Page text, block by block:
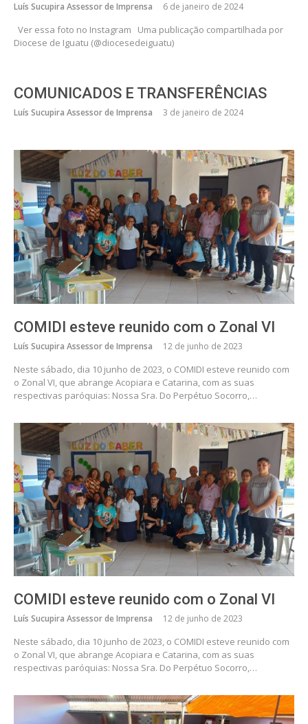
Luís Sucupira Assessor de Imprensa 6 de janeiro de 2024
Ver essa foto no Instagram Uma publicação compartilhada por
Diocese de Iguatu (@diocesedeiguatu)
COMUNICADOS E TRANSFERÊNCIAS
Luís Sucupira Assessor de Imprensa 3 de janeiro de 2024
COMIDI esteve reunido com o Zonal VI
Luís Sucupira Assessor de Imprensa 12 de junho de 2023
Neste sábado, dia 10 junho de 2023, o COMIDI esteve reunido com
o Zonal VI, que abrange Acopiara e Catarina, com as suas
respectivas paróquias: Nossa Sra. Do Perpétuo Socorro,…
COMIDI esteve reunido com o Zonal VI
Luís Sucupira Assessor de Imprensa 12 de junho de 2023
Neste sábado, dia 10 junho de 2023, o COMIDI esteve reunido com
o Zonal VI, que abrange Acopiara e Catarina, com as suas
respectivas paróquias: Nossa Sra. Do Perpétuo Socorro,…